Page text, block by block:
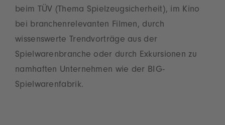
beim TÜV (Thema Spielzeugsicherheit), im Kino
bei branchenrelevanten Filmen, durch
wissenswerte Trendvorträge aus der
Spielwarenbranche oder durch Exkursionen zu
namhaften Unternehmen wie der BIG-
Spielwarenfabrik.